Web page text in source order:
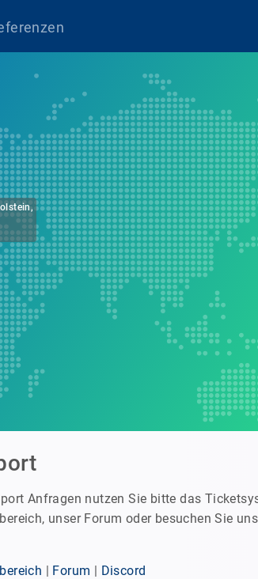
Anfragen nutzen Sie bitte das
unser Forum oder besuchen Sie
| Forum | Discord